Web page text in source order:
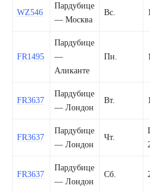
WZ546
Пардубице
— Москва
Вс.
FR1495
Пардубице
—
Аликанте
Пн.
FR3637
Пардубице
— Лондон
Вт.
FR3637
Пардубице
— Лондон
Чт.
FR3637
Пардубице
— Лондон
Сб.